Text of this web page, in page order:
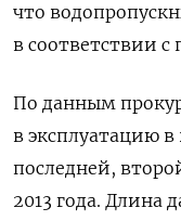
что
в соответствии с
По данным
в эксплуатацию в
последней,
2013 года. Длина